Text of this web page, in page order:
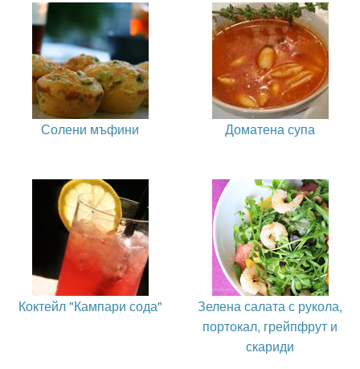
Солени мъфини Доматена супа
Коктейл "Кампари сода"
Зелена салата с рукола,
портокал, грейпфрут и
скариди